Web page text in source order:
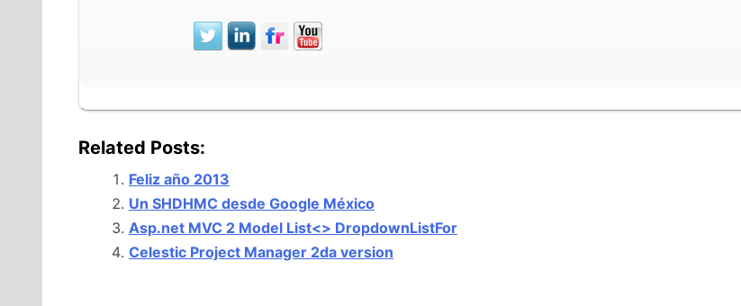
Related Posts:
Feliz año 2013
Un SHDHMC desde Google México
Asp.net MVC 2 Model List<> DropdownListFor
Celestic Project Manager 2da version